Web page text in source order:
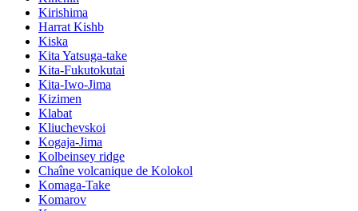
Kirishima
Harrat Kishb
Kiska
Kita Yatsuga-take
Kita-Fukutokutai
Kita-Iwo-Jima
Kizimen
Klabat
Kliuchevskoi
Kogaja-Jima
Kolbeinsey ridge
Chaîne volcanique de Kolokol
Komaga-Take
Komarov